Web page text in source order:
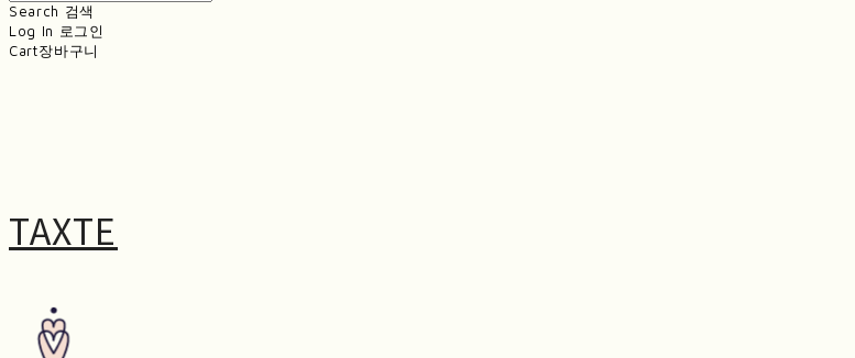
Search 검색
Log In 로그인
Cart장바구니
TAXTE